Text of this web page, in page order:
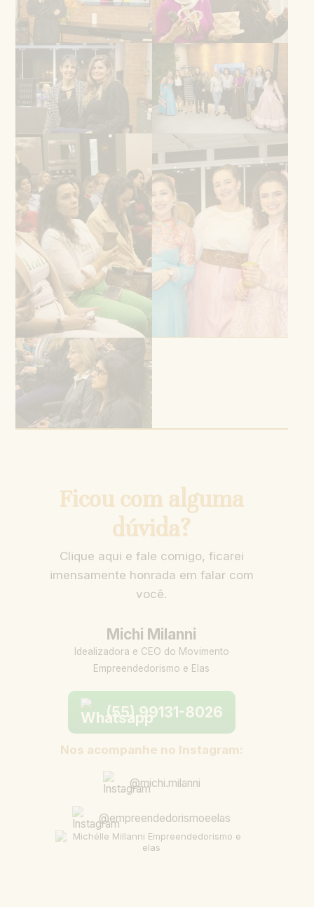
Ficou com alguma
dúvida?
Clique aqui e fale comigo, ficarei
imensamente honrada em falar com
você.
Michi Milanni
Idealizadora e CEO do Movimento
Empreendedorismo e Elas
(55) 99131-8026
Nos acompanhe no Instagram:
@michi.milanni
@empreendedorismoeelas